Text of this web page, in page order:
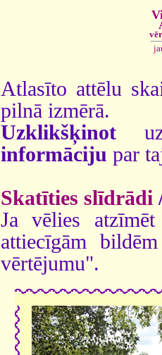
Atlasīto attēlu
pilnā izmērā.
Uzklikšķinot
informāciju par
Skatīties slīdrādi
Ja vēlies
attiecīgām
vērtējumu".